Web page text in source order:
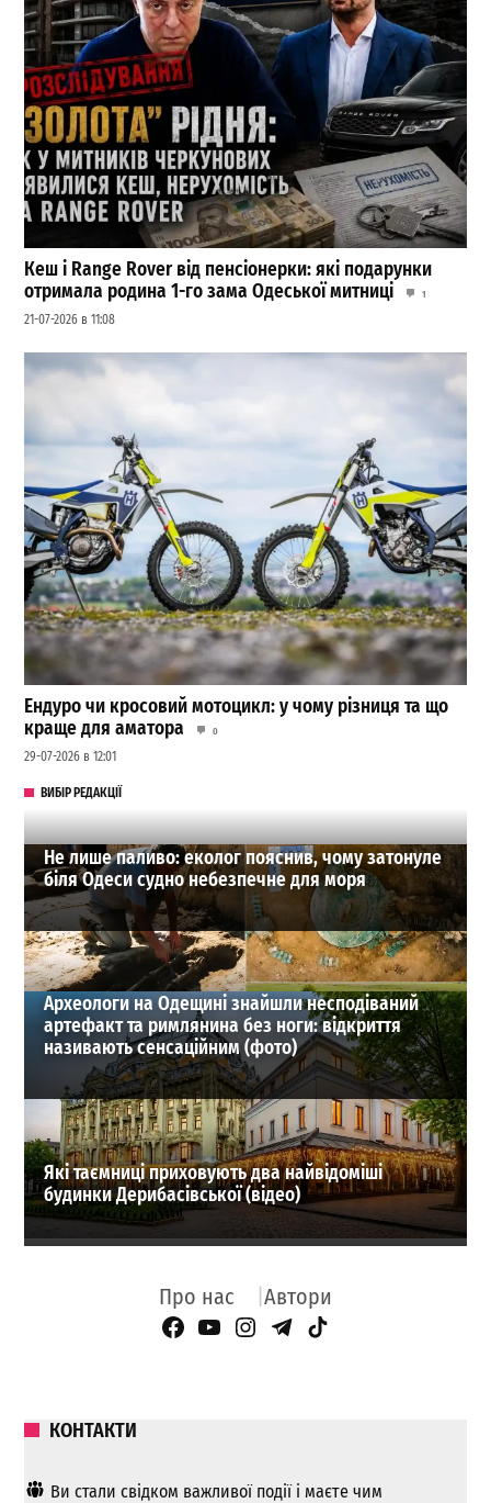
Кеш і Range Rover від пенсіонерки: які подарунки
отримала родина 1-го зама Одеської митниці
1
21-07-2026 в 11:08
Ендуро чи кросовий мотоцикл: у чому різниця та що
краще для аматора
0
29-07-2026 в 12:01
ВИБІР РЕДАКЦІЇ
Не лише паливо: еколог пояснив, чому затонуле
біля Одеси судно небезпечне для моря
Археологи на Одещині знайшли несподіваний
артефакт та римлянина без ноги: відкриття
називають сенсаційним (фото)
Які таємниці приховують два найвідоміші
будинки Дерибасівської (відео)
Про нас Автори
Facebook Page
YouTube
Instagram
Telegram
TikTok
КОНТАКТИ
Ви стали свідком важливої ​​події і маєте чим